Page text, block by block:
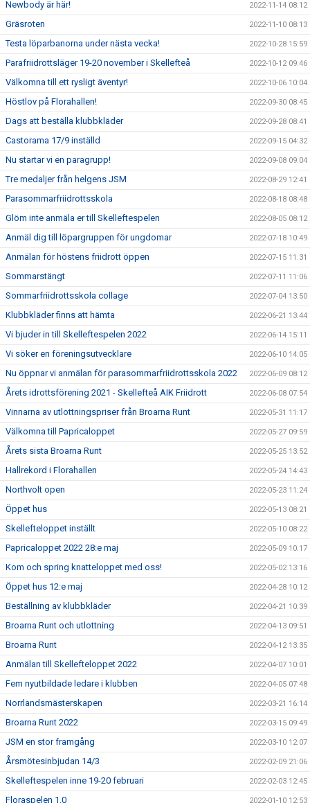
Newbody är här! 2022-11-14 08:12
Gräsroten 2022-11-10 08:13
Testa löparbanorna under nästa vecka! 2022-10-28 15:59
Parafriidrottsläger 19-20 november i Skellefteå 2022-10-12 09:46
Välkomna till ett rysligt äventyr! 2022-10-06 10:04
Höstlov på Florahallen! 2022-09-30 08:45
Dags att beställa klubbkläder 2022-09-28 08:41
Castorama 17/9 inställd 2022-09-15 04:32
Nu startar vi en paragrupp! 2022-09-08 09:04
Tre medaljer från helgens JSM 2022-08-29 12:41
Parasommarfriidrottsskola 2022-08-18 08:48
Glöm inte anmäla er till Skelleftespelen 2022-08-05 08:12
Anmäl dig till löpargruppen för ungdomar 2022-07-18 10:49
Anmälan för höstens friidrott öppen 2022-07-15 11:31
Sommarstängt 2022-07-11 11:06
Sommarfriidrottsskola collage 2022-07-04 13:50
Klubbkläder finns att hämta 2022-06-21 13:44
Vi bjuder in till Skelleftespelen 2022 2022-06-14 15:11
Vi söker en föreningsutvecklare 2022-06-10 14:05
Nu öppnar vi anmälan för parasommarfriidrottsskola 2022 2022-06-09 08:12
Årets idrottsförening 2021 - Skellefteå AIK Friidrott 2022-06-08 07:54
Vinnarna av utlottningspriser från Broarna Runt 2022-05-31 11:17
Välkomna till Papricaloppet 2022-05-27 09:59
Årets sista Broarna Runt 2022-05-25 13:52
Hallrekord i Florahallen 2022-05-24 14:43
Northvolt open 2022-05-23 11:24
Öppet hus 2022-05-13 08:21
Skellefteloppet inställt 2022-05-10 08:22
Papricaloppet 2022 28:e maj 2022-05-09 10:17
Kom och spring knatteloppet med oss! 2022-05-02 13:16
Öppet hus 12:e maj 2022-04-28 10:12
Beställning av klubbkläder 2022-04-21 10:39
Broarna Runt och utlottning 2022-04-13 09:51
Broarna Runt 2022-04-12 13:35
Anmälan till Skellefteloppet 2022 2022-04-07 10:01
Fem nyutbildade ledare i klubben 2022-04-05 07:48
Norrlandsmästerskapen 2022-03-21 16:14
Broarna Runt 2022 2022-03-15 09:49
JSM en stor framgång 2022-03-10 12:07
Årsmötesinbjudan 14/3 2022-02-09 21:06
Skelleftespelen inne 19-20 februari 2022-02-03 12:45
Floraspelen 1.0 2022-01-10 12:53